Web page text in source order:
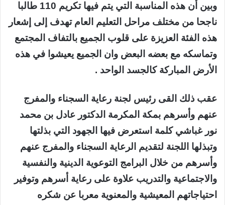
وبين أن هذه المناسبة التي يتم فيها تكريم 110 طالبا
ناجحا من مختلف مراحل التعليم العام تهدف إلى إشعار
هذه الفئة العزيزة على قلوب الجميع بالتفاف المجتمع
وتماسكه مع بعضه البعض وان الجميع يعيشوا في هذه
الأرض المباركة كالجسد الواحد .
عقب ذلك القى رئيس لجنة رعاية السجناء والمفرج
عنهم وأسرهم بمكة المكرمة الدكتور عادل بن محمد
نور غباشي كلمة استعرض فيها الجهود التي بذلتها
وتبذلها اللجنة لتقديم الرعاية السجناء والمفرج عنهم
وأسرهم من خلال البرامج التوعوية الدينية والنفسية
والاجتماعية والتدريب علاوة على رعاية أسرهم وتوفير
احتياجاتهم المعيشية والمعنوية معربا عن شكره